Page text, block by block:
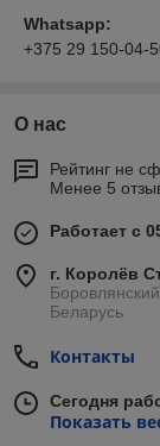
Whatsapp:
+375 29 150-04-
О нас
Рейтинг не
Менее 5
Работает с
г. Королёв
Беларусь
Контакты
Сегодня
Показать